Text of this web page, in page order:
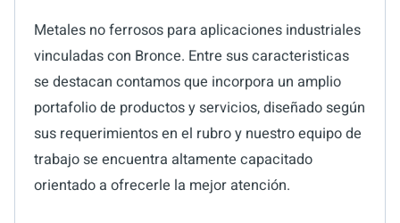
Metales no ferrosos para aplicaciones industriales
vinculadas con Bronce. Entre sus caracteristicas
se destacan contamos que incorpora un amplio
portafolio de productos y servicios, diseñado según
sus requerimientos en el rubro y nuestro equipo de
trabajo se encuentra altamente capacitado
orientado a ofrecerle la mejor atención.